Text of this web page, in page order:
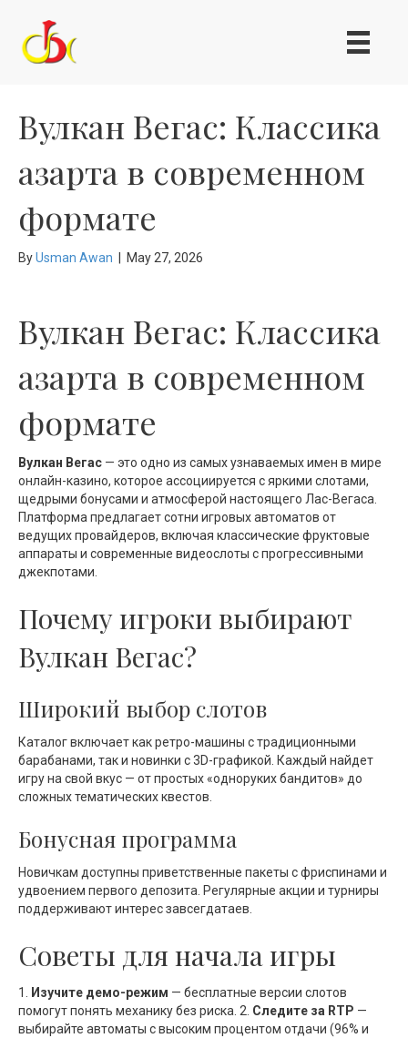
Вулкан Вегас: Классика
азарта в современном
формате
ByUsman Awan May 27, 2026
Вулкан Вегас: Классика
азарта в современном
формате
Вулкан Вегас — это одно из самых узнаваемых имен в мире
онлайн-казино, которое ассоциируется с яркими слотами,
щедрыми бонусами и атмосферой настоящего Лас-Вегаса.
Платформа предлагает сотни игровых автоматов от
ведущих провайдеров, включая классические фруктовые
аппараты и современные видеослоты с прогрессивными
джекпотами.
Почему игроки выбирают
Вулкан Вегас?
Широкий выбор слотов
Каталог включает как ретро-машины с традиционными
барабанами, так и новинки с 3D-графикой. Каждый найдет
игру на свой вкус — от простых «одноруких бандитов» до
сложных тематических квестов.
Бонусная программа
Новичкам доступны приветственные пакеты с фриспинами и
удвоением первого депозита. Регулярные акции и турниры
поддерживают интерес завсегдатаев.
Советы для начала игры
1. Изучите демо-режим — бесплатные версии слотов
помогут понять механику без риска. 2. Следите за RTP —
выбирайте автоматы с высоким процентом отдачи (96% и